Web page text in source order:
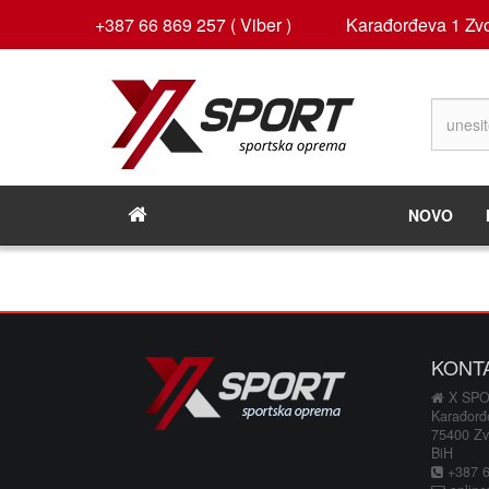
+387 66 869 257 ( Viber ) Karađorđeva 1
NOVO
X
75400
BiH
+387